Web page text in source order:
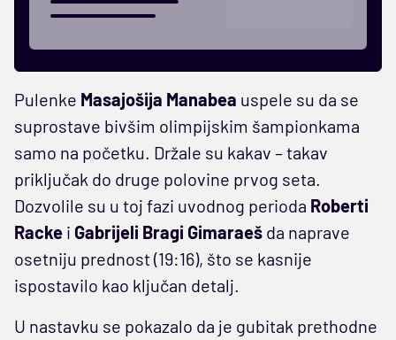
Pulenke Masajošija Manabea uspele su da se
suprostave bivšim olimpijskim šampionkama
samo na početku. Držale su kakav – takav
priključak do druge polovine prvog seta.
Dozvolile su u toj fazi uvodnog perioda Roberti
Racke i Gabrijeli Bragi Gimaraeš da naprave
osetniju prednost (19:16), što se kasnije
ispostavilo kao ključan detalj.
U nastavku se pokazalo da je gubitak prethodne